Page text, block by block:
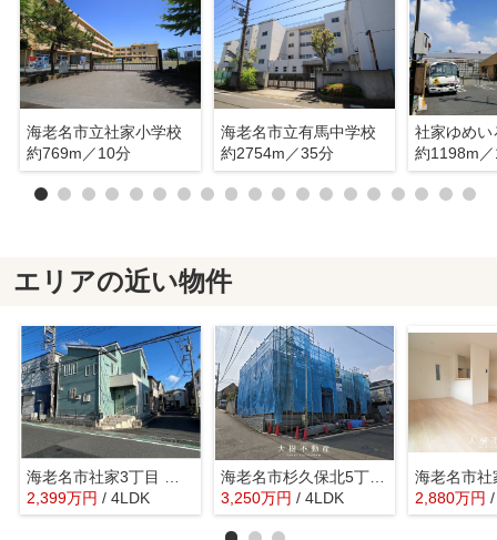
海老名市立社家小学校
約769m／10分
海老名市立有馬中学校
約2754m／35分
社家ゆめい
約1198m
エリアの近い物件
2,399万円 / 4LDK
海老名市杉久保北5丁目 新築戸建て 全3棟
3,250万円 / 4LDK 2,880万円